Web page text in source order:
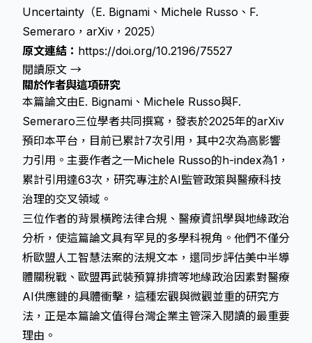
Uncertainty（E. Bignami、Michele Russo、F.
Semeraro，arXiv，2025）
原文連結： https://doi.org/10.2196/75527
閱讀原文 →
關於作者與這項研究
本篇論文由E. Bignami、Michele Russo與F.
Semeraro三位學者共同撰寫，發表於2025年的arXiv
預印本平台，目前已累計7次引用，其中2次為高影響
力引用。主要作者之一Michele Russo的h-index為1，
累計引用達63次，研究專注於AI監管政策與醫療科技
治理的交叉領域。
三位作者的背景橫跨法律合規、醫療資訊學與地緣政治
分析，使這篇論文具有罕見的多學科視角。他們不僅分
析歐盟人工智慧法案的法規文本，還同步評估美中半導
體關稅戰、歐盟再武裝預算排擠等地緣政治因素對醫療
AI供應鏈的具體衝擊，這種宏觀與微觀並重的研究方
法，正是本篇論文值得台灣企業主管深入閱讀的最重要
理由。